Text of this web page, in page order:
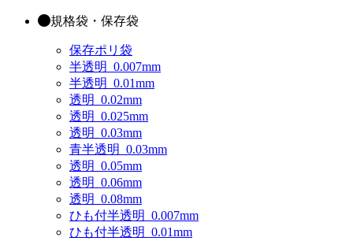
規格袋・保存袋
保存ポリ袋
半透明_0.007mm
半透明_0.01mm
透明_0.02mm
透明_0.025mm
透明_0.03mm
青半透明_0.03mm
透明_0.05mm
透明_0.06mm
透明_0.08mm
ひも付半透明_0.007mm
ひも付半透明_0.01mm